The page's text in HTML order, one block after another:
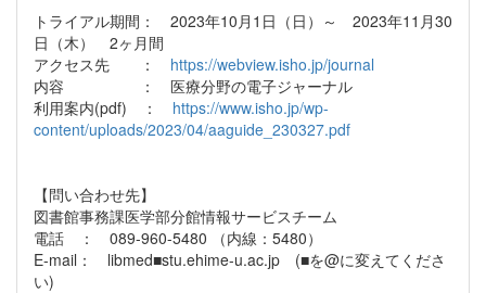
トライアル期間： 2023年10月1日（日）～ 2023年11月30
日（木） 2ヶ月間
アクセス先 ： https://webview.isho.jp/journal
内容 ： 医療分野の電子ジャーナル
利用案内(pdf) ： https://www.isho.jp/wp-
content/uploads/2023/04/aaguide_230327.pdf
【問い合わせ先】
図書館事務課医学部分館情報サービスチーム
電話 ： 089-960-5480 （内線：5480）
E-mail： libmed■stu.ehime-u.ac.jp (■を@に変えてくださ
い)